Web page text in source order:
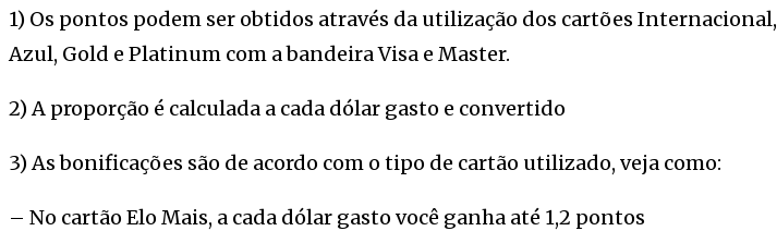
1) Os pontos podem ser obtidos através da utilização dos cartões Internacional,
Azul, Gold e Platinum com a bandeira Visa e Master.
2) A proporção é calculada a cada dólar gasto e convertido
3) As bonificações são de acordo com o tipo de cartão utilizado, veja como:
– No cartão Elo Mais, a cada dólar gasto você ganha até 1,2 pontos